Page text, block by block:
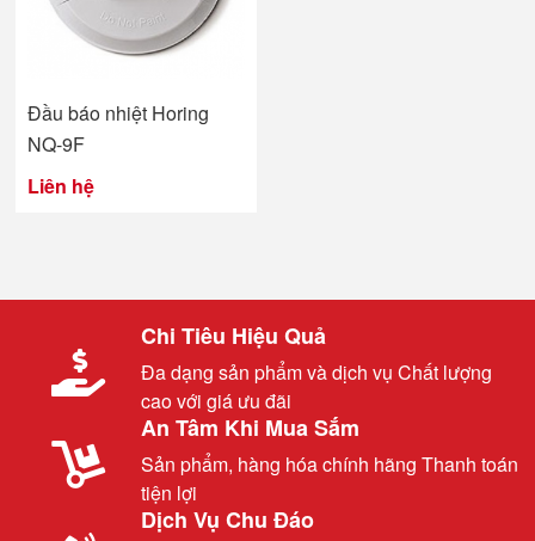
Đầu báo nhiệt Horing
NQ-9F
Liên hệ
Chi Tiêu Hiệu Quả
Đa dạng sản phẩm và dịch vụ Chất lượng
cao với giá ưu đãi
An Tâm Khi Mua Sắm
Sản phẩm, hàng hóa chính hãng Thanh toán
tiện lợi
Dịch Vụ Chu Đáo